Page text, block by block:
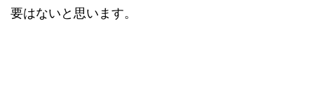
要はないと思います。